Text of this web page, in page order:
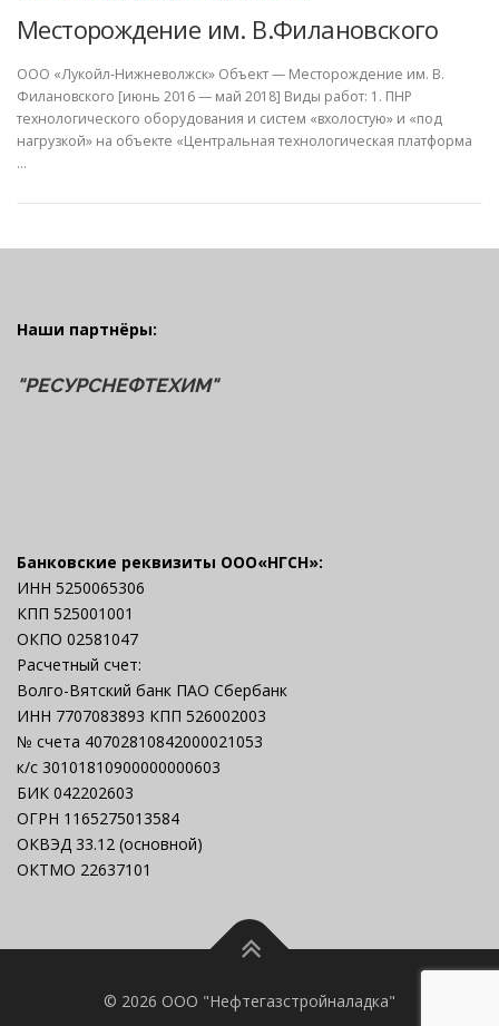
Месторождение им. В.Филановского
ООО «Лукойл-Нижневолжск» Объект — Месторождение им. В.
Филановского [июнь 2016 — май 2018] Виды работ: 1. ПНР
технологического оборудования и систем «вхолостую» и «под
нагрузкой» на объекте «Центральная технологическая платформа
…
Наши партнёры:
"РЕСУРСНЕФТЕХИМ"
Банковские реквизиты ООО«НГСН»:
ИНН 5250065306
КПП 525001001
ОКПО 02581047
Расчетный счет:
Волго-Вятский банк ПАО Сбербанк
ИНН 7707083893 КПП 526002003
№ счета 40702810842000021053
к/с 30101810900000000603
БИК 042202603
ОГРН 1165275013584
ОКВЭД 33.12 (основной)
ОКТМО 22637101
© 2026 ООО "Нефтегазстройналадка"